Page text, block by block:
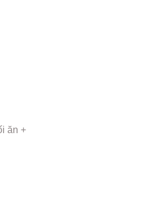
ăn +